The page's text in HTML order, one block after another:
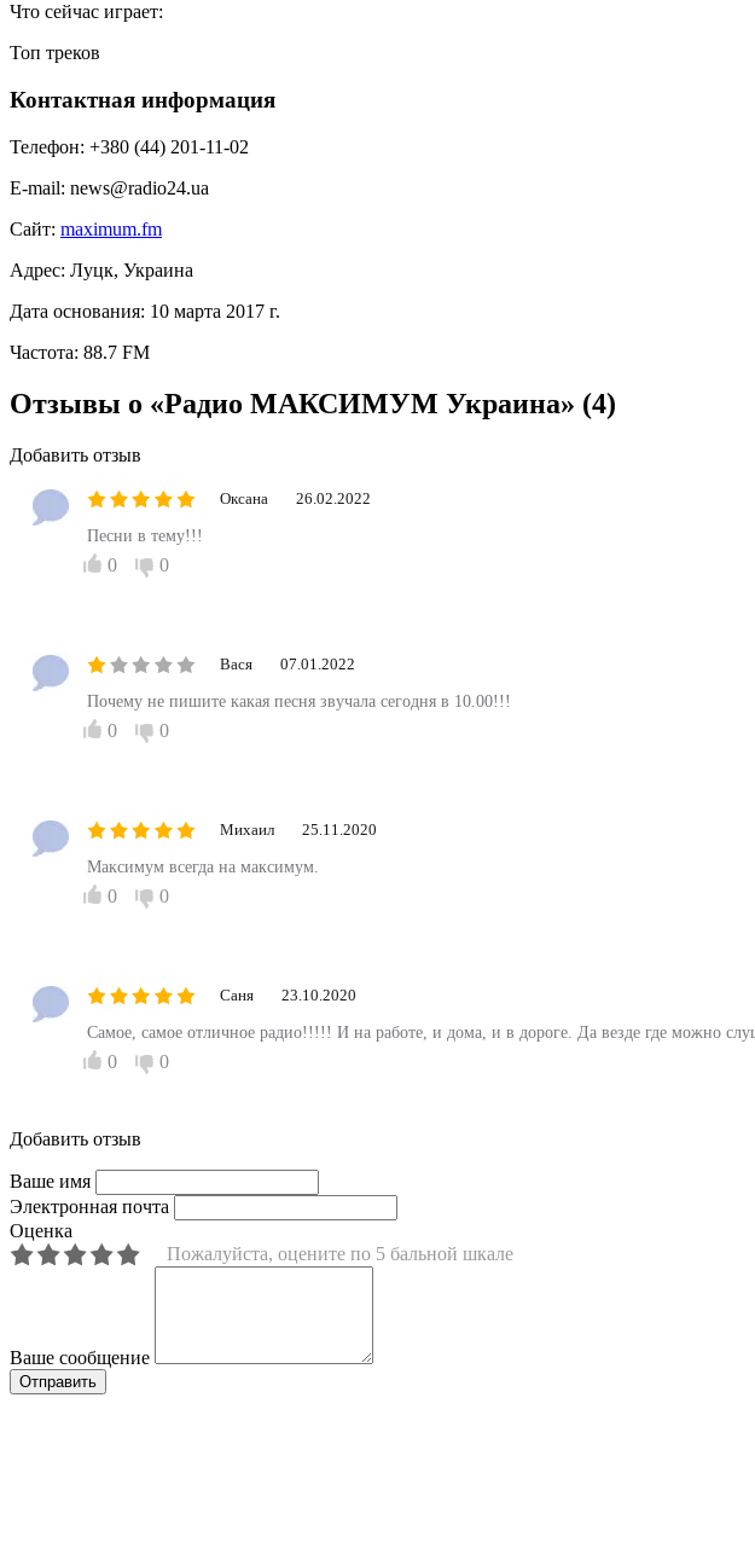
Что сейчас играет:
Топ треков
Контактная информация
Телефон: +380 (44) 201-11-02
E-mail: news@radio24.ua
Сайт: maximum.fm
Адрес: Луцк, Украина
Дата основания: 10 марта 2017 г.
Частота: 88.7 FM
Отзывы о «Радио МАКСИМУМ Украина» (4)
Добавить отзыв
Оксана 26.02.2022
Песни в тему!!!
0 0
Вася 07.01.2022
Почему не пишите какая песня звучала сегодня в 10.00!!!
0 0
Михаил 25.11.2020
Максимум всегда на максимум.
0 0
Саня 23.10.2020
Самое, самое отличное радио!!!!! И на работе, и дома, и в дороге. Да везде где
0 0
Добавить отзыв
Ваше имя
Электронная почта
Оценка
Пожалуйста, оцените по 5 бальной шкале
Ваше сообщение